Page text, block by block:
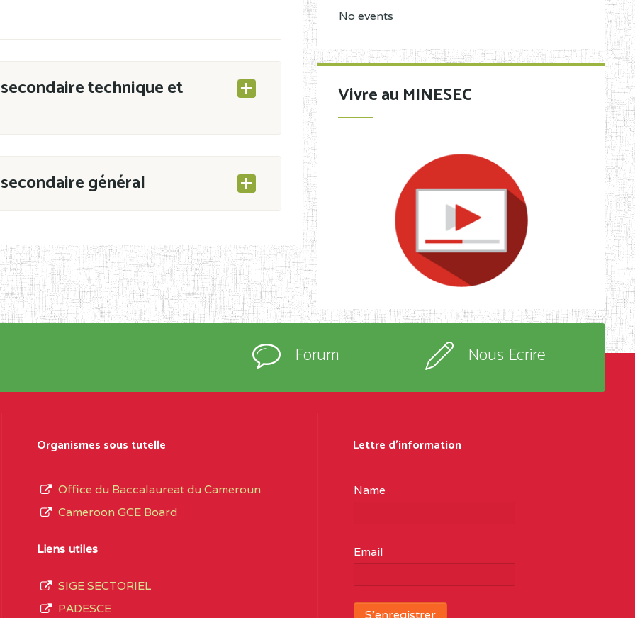
technique et
général
CAB du 21 mars 2011 portant ouverture
Secondaire et Normal (RNE),
immatriculés et inscrits au
à la connaissance du grand public.
et Arrondissement ; suivent les
et d’ouverture, le nom du fondateur
sous-système, le type d’enseignement
Généralau terme des opérations
No events
Vivre au MINESEC
Forum Nous Ecrire
Organismes sous tutelle
Office du Baccalaureat du Cameroun
Cameroon GCE Board
Liens utiles
SIGE SECTORIEL
PADESCE
Lettre d'information
Name
Email